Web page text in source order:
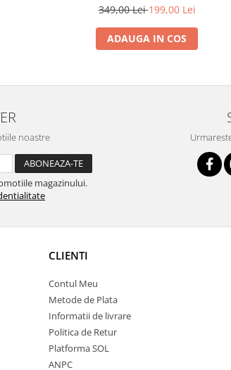
349,00 Lei199,00 Lei
ADAUGA IN COS
noastre
magazinului.
CLIENTI
Contul Meu
Metode de Plata
Informatii de livrare
Politica de Retur
Platforma SOL
ANPC